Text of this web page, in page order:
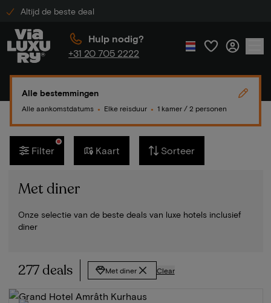
Altijd de beste deal
Hulp nodig?
+31 20 705 2222
Alle bestemmingen
Alle aankomstdatums ● Elke reisduur ● 1 kamer / 2 personen
Filter Kaart Sorteer
Met diner
Onze selectie van de beste deals van luxe hotels inclusief
diner
277 deals Met diner Clear